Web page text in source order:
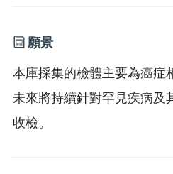
願景
本庫採集的檢體主要為癌症
未來將持續針對罕見疾病及
收檢。